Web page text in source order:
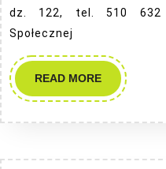
dz. 122, tel. 510 632
Społecznej
READ MOREREAD
MORE